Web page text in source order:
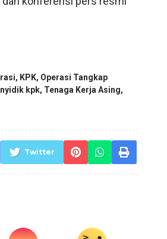
, KPK, Operasi Tangkap
kpk, Tenaga Kerja Asing,
Twitter